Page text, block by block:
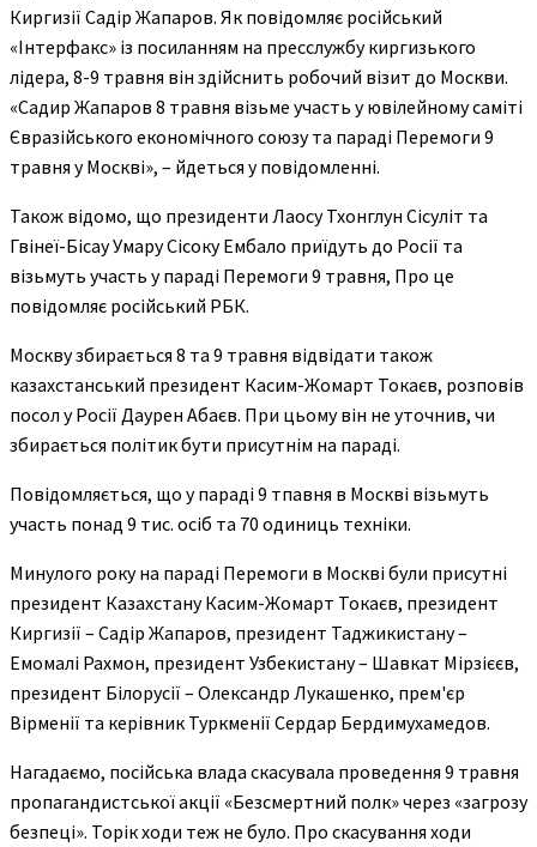
Киргизії Садір Жапаров. Як повідомляє російський
«Інтерфакс» із посиланням на пресслужбу киргизького
лідера, 8-9 травня він здійснить робочий візит до Москви.
«Садир Жапаров 8 травня візьме участь у ювілейному саміті
Євразійського економічного союзу та параді Перемоги 9
травня у Москві», – йдеться у повідомленні.
Також відомо, що президенти Лаосу Тхонглун Сісуліт та
Гвінеї-Бісау Умару Сісоку Ембало приїдуть до Росії та
візьмуть участь у параді Перемоги 9 травня, Про це
повідомляє російський РБК.
Москву збирається 8 та 9 травня відвідати також
казахстанський президент Касим-Жомарт Токаєв, розповів
посол у Росії Даурен Абаєв. При цьому він не уточнив, чи
збирається політик бути присутнім на параді.
Повідомляється, що у параді 9 тпавня в Москві візьмуть
участь понад 9 тис. осіб та 70 одиниць техніки.
Минулого року на параді Перемоги в Москві були присутні
президент Казахстану Касим-Жомарт Токаєв, президент
Киргизії – Садір Жапаров, президент Таджикистану –
Емомалі Рахмон, президент Узбекистану – Шавкат Мірзієєв,
президент Білорусії – Олександр Лукашенко, прем'єр
Вірменії та керівник Туркменії Сердар Бердимухамедов.
Нагадаємо, посійська влада скасувала проведення 9 травня
пропагандистської акції «Безсмертний полк» через «загрозу
безпеці». Торік ходи теж не було. Про скасування ходи